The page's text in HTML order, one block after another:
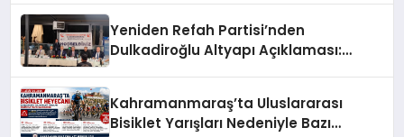
Yeniden Refah Partisi’nden
Dulkadiroğlu Altyapı Açıklaması:
Kahramanmaraş’ta Uluslararası
Bisiklet Yarışları Nedeniyle Bazı